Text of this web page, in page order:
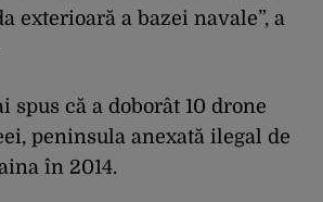
exterioară a bazei navale”, a
spus că a doborât 10 drone
peninsula anexată ilegal de
în 2014.